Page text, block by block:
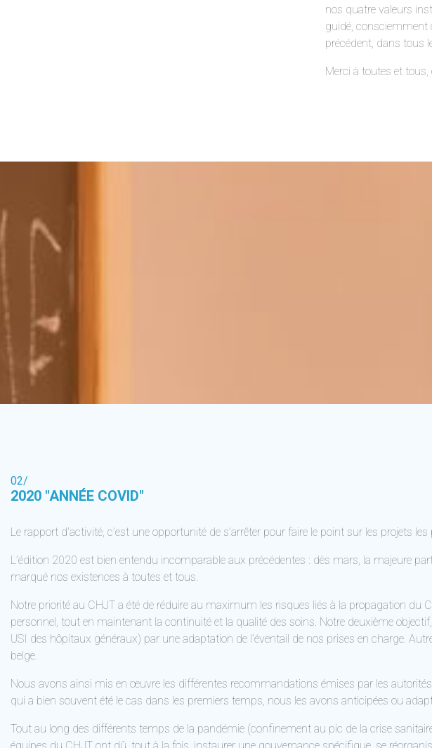
nos quatre valeurs
guidé, consciemment
précédent, dans tous
Merci à toutes et tous,
02/
2020 "ANNÉE COVID"
Le rapport d’activité, c’est une opportunité de s’arrêter pour faire le point sur les projets
L’édition 2020 est bien entendu incomparable aux précédentes : dès mars, la majeure
marqué nos existences à toutes et tous.
Notre priorité au CHJT a été de réduire au maximum les risques liés à la propagation du
personnel, tout en maintenant la continuité et la qualité des soins. Notre deuxième
USI des hôpitaux généraux) par une adaptation de l’éventail de nos prises en charge.
belge.
Nous avons ainsi mis en œuvre les différentes recommandations émises par les
qui a bien souvent été le cas dans les premiers temps, nous les avons anticipées ou
Tout au long des différents temps de la pandémie (confinement au pic de la crise